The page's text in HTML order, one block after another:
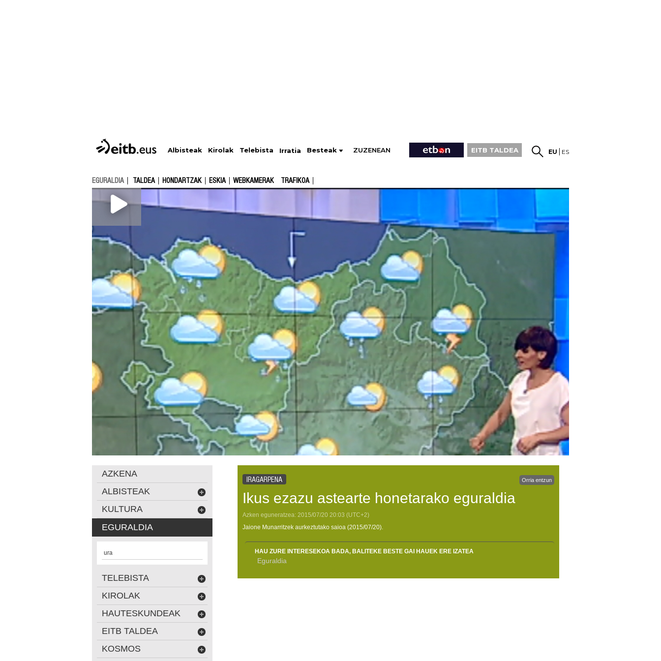
Albisteak Kirolak Telebista Irratia Besteak ZUZENEAN EITB TALDEA EU ES
EGURALDIA TALDEA HONDARTZAK ESKIA WEBKAMERAK TRAFIKOA
IRAGARPENA Orria entzun
Ikus ezazu astearte honetarako eguraldia
Azken eguneratzea: 2015/07/20 20:03 (UTC+2)
Jaione Munarritzek aurkeztutako saioa (2015/07/20).
HAU ZURE INTERESEKOA BADA, BALITEKE BESTE GAI HAUEK ERE IZATEA
Eguraldia
AZKENA
ALBISTEAK
KULTURA
EGURALDIA
ura
TELEBISTA
KIROLAK
HAUTESKUNDEAK
EITB TALDEA
KOSMOS